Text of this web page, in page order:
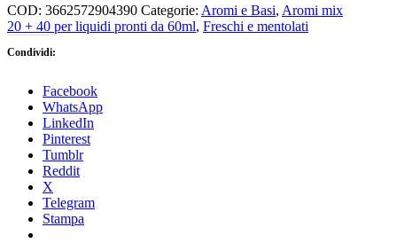
COD: 3662572904390 Categorie: Aromi e Basi, Aromi mix
20 + 40 per liquidi pronti da 60ml, Freschi e mentolati
Condividi:
Facebook
WhatsApp
LinkedIn
Pinterest
Tumblr
Reddit
X
Telegram
Stampa